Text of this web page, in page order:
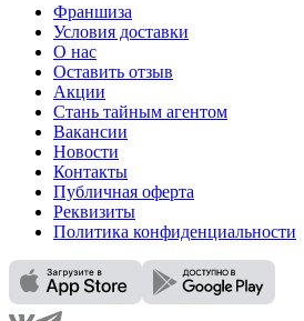
Франшиза
Условия доставки
О нас
Оставить отзыв
Акции
Стань тайным агентом
Вакансии
Новости
Контакты
Публичная оферта
Реквизиты
Политика конфиденциальности